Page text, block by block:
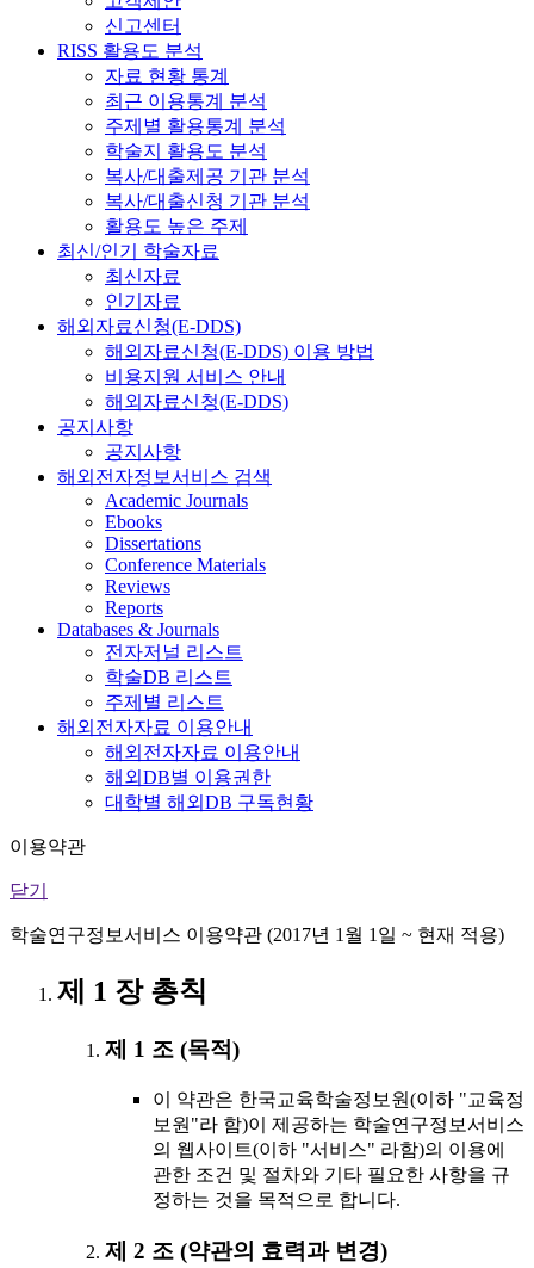
신고센터
RISS 활용도 분석
자료 현황 통계
최근 이용통계 분석
주제별 활용통계 분석
학술지 활용도 분석
복사/대출제공 기관 분석
복사/대출신청 기관 분석
활용도 높은 주제
최신/인기 학술자료
최신자료
인기자료
해외자료신청(E-DDS)
해외자료신청(E-DDS) 이용 방법
비용지원 서비스 안내
해외자료신청(E-DDS)
공지사항
공지사항
해외전자정보서비스 검색
Academic Journals
Ebooks
Dissertations
Conference Materials
Reviews
Reports
Databases & Journals
전자저널 리스트
학술DB 리스트
주제별 리스트
해외전자자료 이용안내
해외전자자료 이용안내
해외DB별 이용권한
대학별 해외DB 구독현황
이용약관
닫기
학술연구정보서비스 이용약관 (2017년 1월 1일 ~ 현재 적용)
제 1 장 총칙
제 1 조 (목적)
이 약관은 한국교육학술정보원(이하 "교육정
보원"라 함)이 제공하는 학술연구정보서비스
의 웹사이트(이하 "서비스" 라함)의 이용에
관한 조건 및 절차와 기타 필요한 사항을 규
정하는 것을 목적으로 합니다.
제 2 조 (약관의 효력과 변경)